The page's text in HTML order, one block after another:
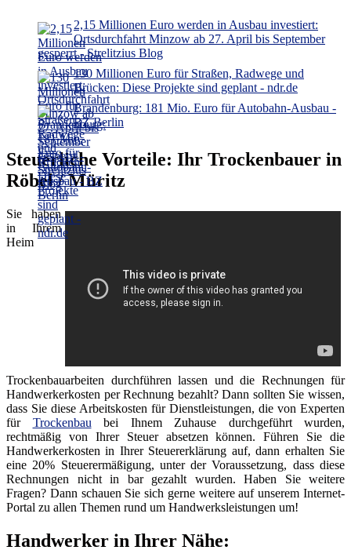
2,15 Millionen Euro werden in Ausbau investiert:
Ortsdurchfahrt Minzow ab 27. April bis September
gesperrt - Strelitzius Blog
130 Millionen Euro für Straßen, Radwege und
Brücken: Diese Projekte sind geplant - ndr.de
Brandenburg: 181 Mio. Euro für Autobahn-Ausbau -
BZ Berlin
Steuerliche Vorteile: Ihr Trockenbauer in
Röbel / Müritz
Sie haben
in Ihrem
Heim
Trockenbauarbeiten durchführen lassen und die Rechnungen für
Handwerkerkosten per Rechnung bezahlt? Dann sollten Sie wissen,
dass Sie diese Arbeitskosten für Dienstleistungen, die von Experten
für Trockenbau bei Ihnem Zuhause durchgeführt wurden,
rechtmäßig von Ihrer Steuer absetzen können. Führen Sie die
Handwerkerkosten in Ihrer Steuererklärung auf, dann erhalten Sie
eine 20% Steuerermäßigung, unter der Voraussetzung, dass diese
Rechnungen nicht in bar gezahlt wurden. Haben Sie weitere
Fragen? Dann schauen Sie sich gerne weitere auf unserem Internet-
Portal zu allen Themen rund um Handwerksleistungen um!
Handwerker in Ihrer Nähe: